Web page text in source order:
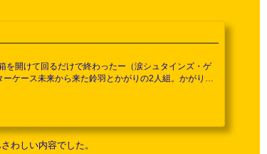
開けて回るだけで終わったー（涙シュタインズ・ゲ
ケース未来から来た鈴羽とかがりの2人組。かがりの
わしい内容でした。